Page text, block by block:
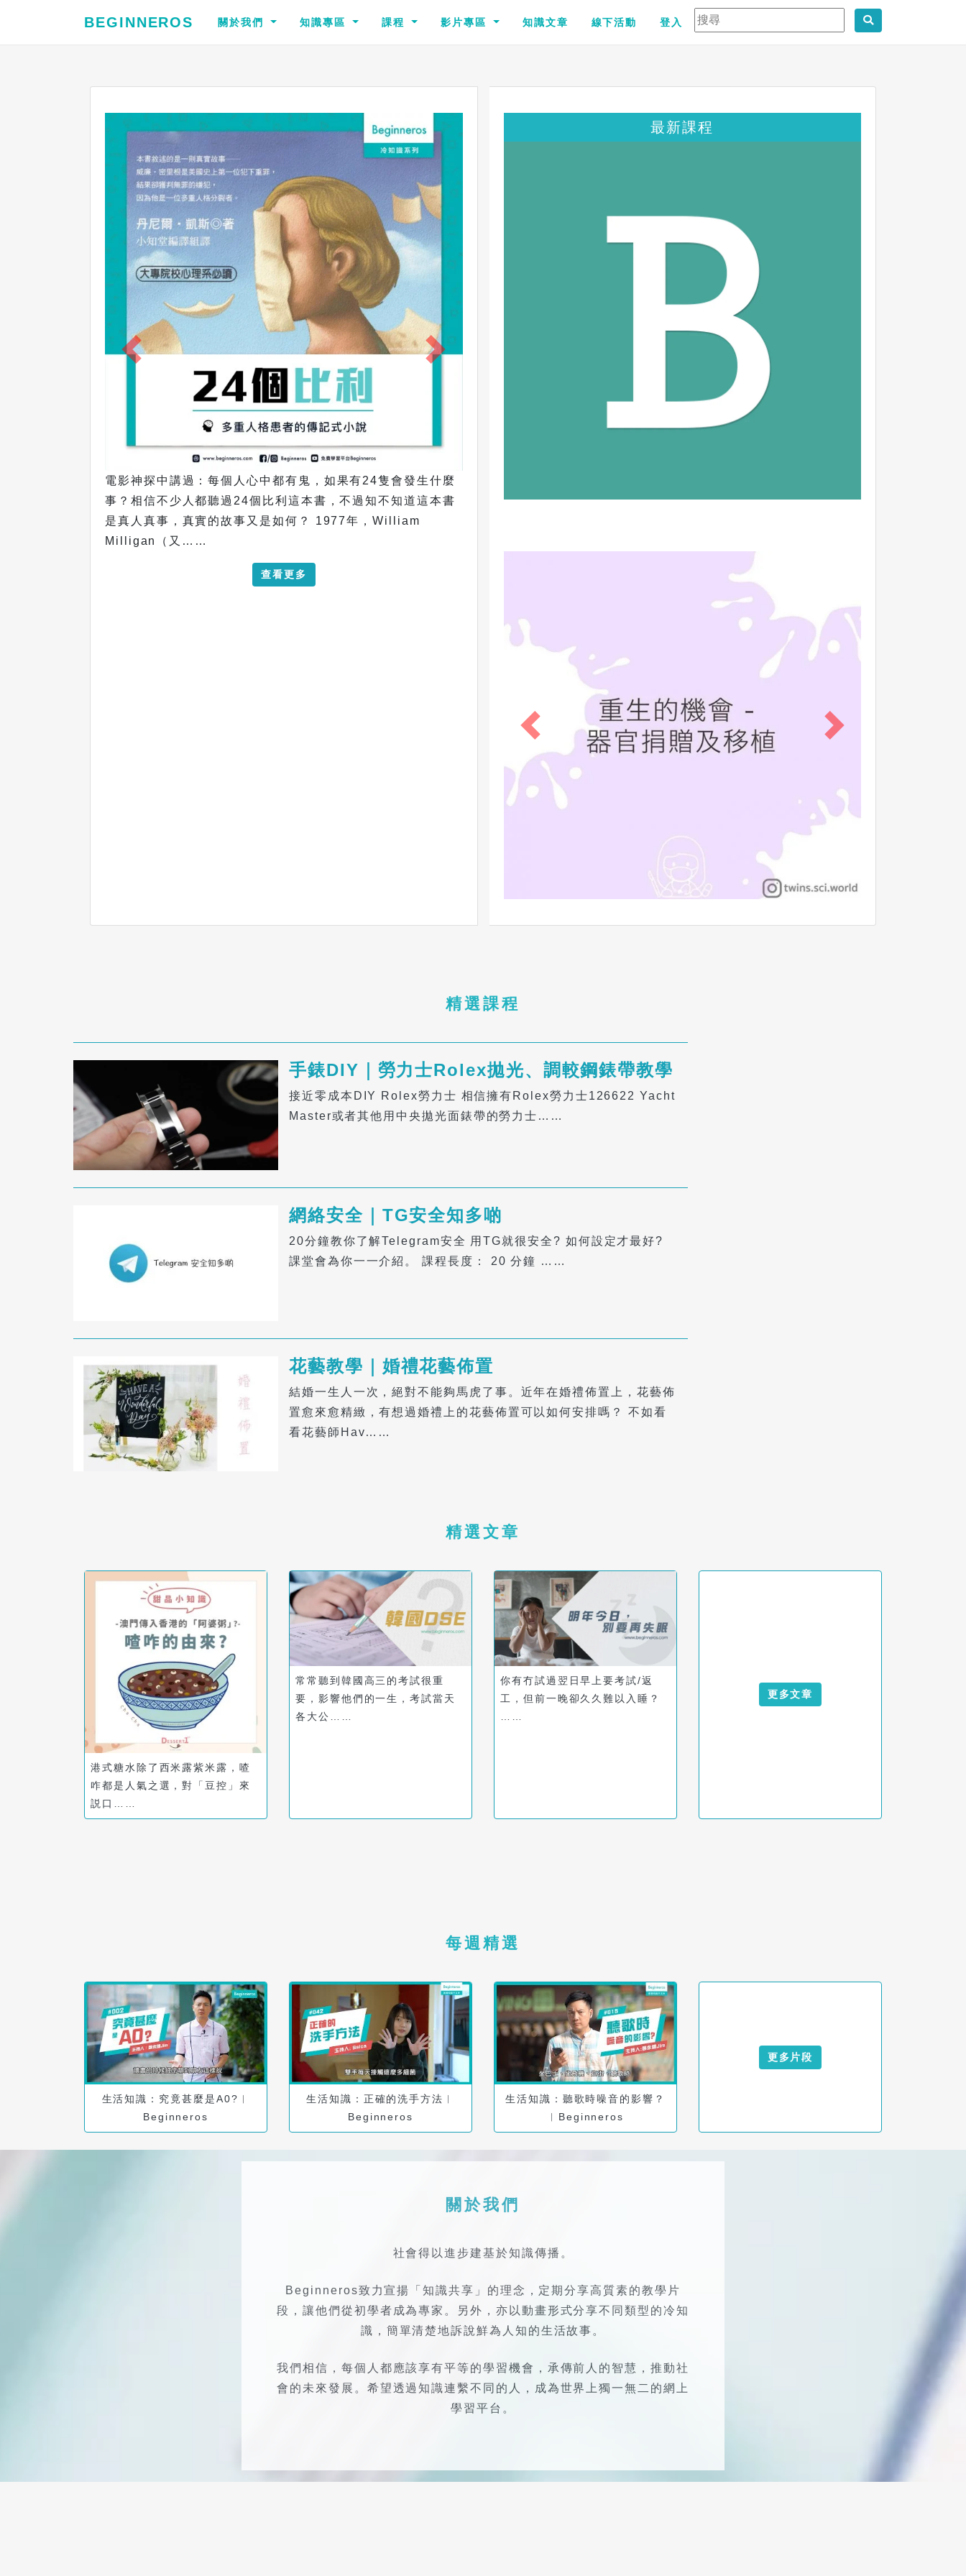
BEGINNEROS 關於我們 知識專區 課程 影片專區 知識文章 線下活動 登入
「.. .-.. --- ...- . -.-- --- ..-」，知不知這句是什麼意思？不是
亂講的，真的有點意思的。 摩斯密碼（Morse Code）相信不
最新課程
精選課程
手錶DIY｜勞力士Rolex拋光、調較鋼錶帶教學
接近零成本DIY Rolex勞力士 相信擁有Rolex勞力士126622 Yacht
Master或者其他用中央拋光面錶帶的勞力士……
網絡安全｜TG安全知多啲
20分鐘教你了解Telegram安全 用TG就很安全? 如何設定才最好?
課堂會為你一一介紹。 課程長度： 20 分鐘 ……
花藝教學｜婚禮花藝佈置
結婚一生人一次，絕對不能夠馬虎了事。近年在婚禮佈置上，花藝佈
置愈來愈精緻，有想過婚禮上的花藝佈置可以如何安排嗎？ 不如看
看花藝師Hav……
精選文章
港式糖水除了西米露紫米露，喳
咋都是人氣之選，對「豆控」來
説口……
常常聽到韓國高三的考試很重
要，影響他們的一生，考試當天
各大公……
你有冇試過翌日早上要考試/返
工，但前一晚卻久久難以入睡？
……
更多文章
每週精選
生活知識：究竟甚麼是A0?︱
Beginneros
生活知識：正確的洗手方法︱
Beginneros
生活知識：聽歌時噪音的影響？
︱Beginneros
更多片段
關於我們
社會得以進步建基於知識傳播。
Beginneros致力宣揚「知識共享」的理念，定期分享高質素的教學片
段，讓他們從初學者成為專家。另外，亦以動畫形式分享不同類型的冷知
識，簡單清楚地訴說鮮為人知的生活故事。
我們相信，每個人都應該享有平等的學習機會，承傳前人的智慧，推動社
會的未來發展。希望透過知識連繫不同的人，成為世界上獨一無二的網上
學習平台。